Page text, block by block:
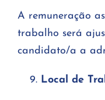
A remuneração
trabalho será
candidato/a a
Local de